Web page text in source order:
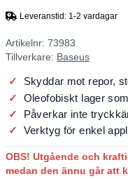
Leveranstid: 1-2 vardagar
Artikelnr: 73983
Tillverkare: Baseus
Skyddar mot repor,
Oleofobiskt lager
Påverkar inte
Verktyg för enkel
OBS! Utgående och
medan den ännu går att